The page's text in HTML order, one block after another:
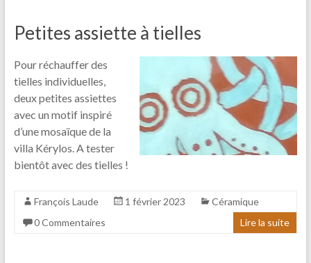
Petites assiette à tielles
Pour réchauffer des
tielles individuelles,
deux petites assiettes
avec un motif inspiré
d’une mosaïque de la
villa Kérylos. A tester
bientôt avec des tielles !
François Laude 1 février 2023
Céramique
0 Commentaires
Lire la suite